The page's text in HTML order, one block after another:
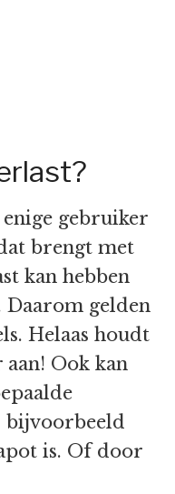
gebruiker
brengt met
kan hebben
Daarom gelden
Helaas houdt
Ook kan
bijvoorbeeld
is. Of door